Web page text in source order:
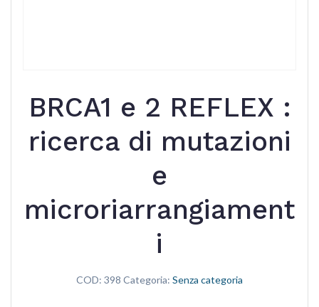
BRCA1 e 2 REFLEX :
ricerca di mutazioni
e
microriarrangiament
i
COD: 398 Categoria: Senza categoria